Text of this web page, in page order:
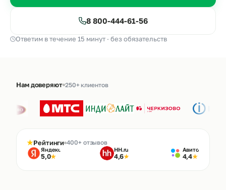
8 800-444-61-56
Ответим в течение 15 минут · без обязательств
Нам доверяют 250+ клиентов
★Рейтинги 400+ отзывов
Яндекс
5,0★
HH.ru
4,6★
Авито
4,4★